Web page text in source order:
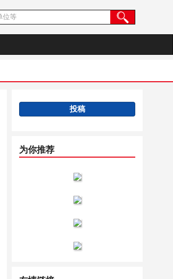
投稿
为你推荐